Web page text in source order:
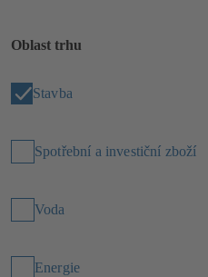
Oblast trhu
Stavba
Spotřební a investiční zboží
Voda
Energie